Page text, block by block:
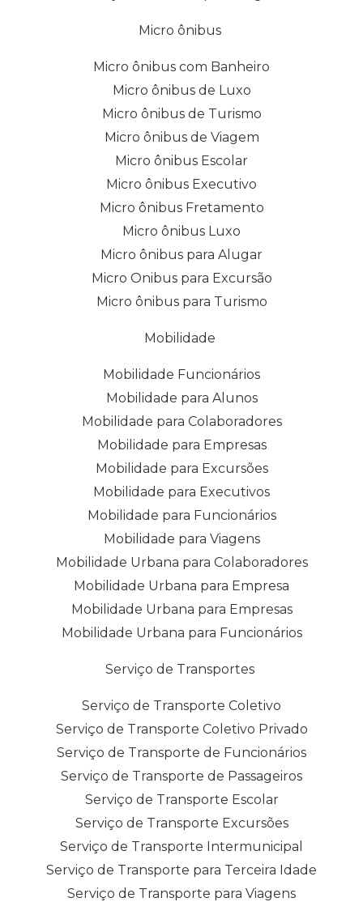
Micro ônibus
Micro ônibus com Banheiro
Micro ônibus de Luxo
Micro ônibus de Turismo
Micro ônibus de Viagem
Micro ônibus Escolar
Micro ônibus Executivo
Micro ônibus Fretamento
Micro ônibus Luxo
Micro ônibus para Alugar
Micro Onibus para Excursão
Micro ônibus para Turismo
Mobilidade
Mobilidade Funcionários
Mobilidade para Alunos
Mobilidade para Colaboradores
Mobilidade para Empresas
Mobilidade para Excursões
Mobilidade para Executivos
Mobilidade para Funcionários
Mobilidade para Viagens
Mobilidade Urbana para Colaboradores
Mobilidade Urbana para Empresa
Mobilidade Urbana para Empresas
Mobilidade Urbana para Funcionários
Serviço de Transportes
Serviço de Transporte Coletivo
Serviço de Transporte Coletivo Privado
Serviço de Transporte de Funcionários
Serviço de Transporte de Passageiros
Serviço de Transporte Escolar
Serviço de Transporte Excursões
Serviço de Transporte Intermunicipal
Serviço de Transporte para Terceira Idade
Serviço de Transporte para Viagens